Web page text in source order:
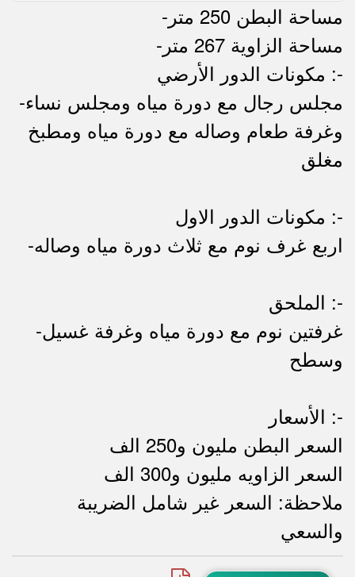
-مساحة البطن 250 متر
-مساحة الزاوية 267 متر
مكونات الدور الأرضي :-
-مجلس رجال مع دورة مياه ومجلس نساء
وغرفة طعام وصاله مع دورة مياه ومطبخ
مغلق
مكونات الدور الاول :-
-اربع غرف نوم مع ثلاث دورة مياه وصاله
الملحق :-
-غرفتين نوم مع دورة مياه وغرفة غسيل
وسطح
الأسعار :-
السعر البطن مليون و250 الف
السعر الزاويه مليون و300 الف
ملاحظاتملاحظة: السعر غير شامل الضريبة
والسعي